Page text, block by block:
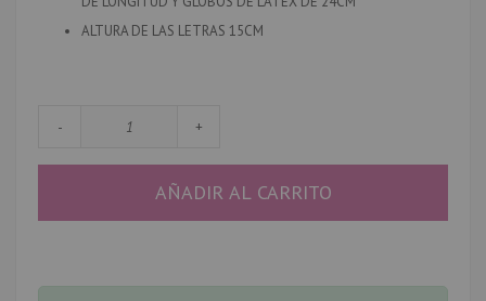
ALTURA DE LAS LETRAS 15CM
- +
AÑADIR AL CARRITO